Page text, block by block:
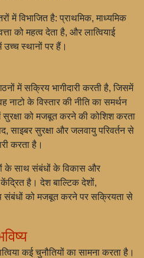
में विभाजित है: प्राथमिक, माध्यमिक
को महत्व देता है, और लात्वियाई
उच्च स्थानों पर हैं।
में सक्रिय भागीदारी करती है, जिसमें
नाटो के विस्तार की नीति का समर्थन
सुरक्षा को मजबूत करने की कोशिश करता
साइबर सुरक्षा और जलवायु परिवर्तन से
करता है।
के साथ संबंधों के विकास और
केंद्रित है। देश बाल्टिक देशों,
संबंधों को मजबूत करने पर सक्रियता से
कई चुनौतियों का सामना करता है।